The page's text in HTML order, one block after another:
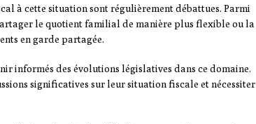
à cette situation sont régulièrement débattues. Parmi
le quotient familial de manière plus flexible ou la
en garde partagée.
informés des évolutions législatives dans ce domaine.
significatives sur leur situation fiscale et nécessiter